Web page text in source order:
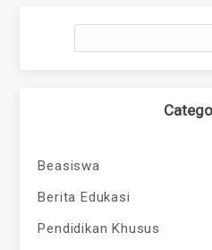
Beasiswa
Berita Edukasi
Pendidikan Khusus